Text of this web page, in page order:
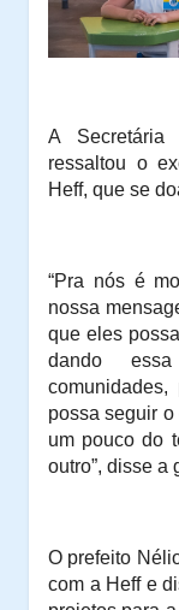
A
ressaltou o
Heff, que se
“Pra nós é
nossa
que eles
dando
possa seguir
um pouco do
outro”, disse a
O prefeito
com a Heff e